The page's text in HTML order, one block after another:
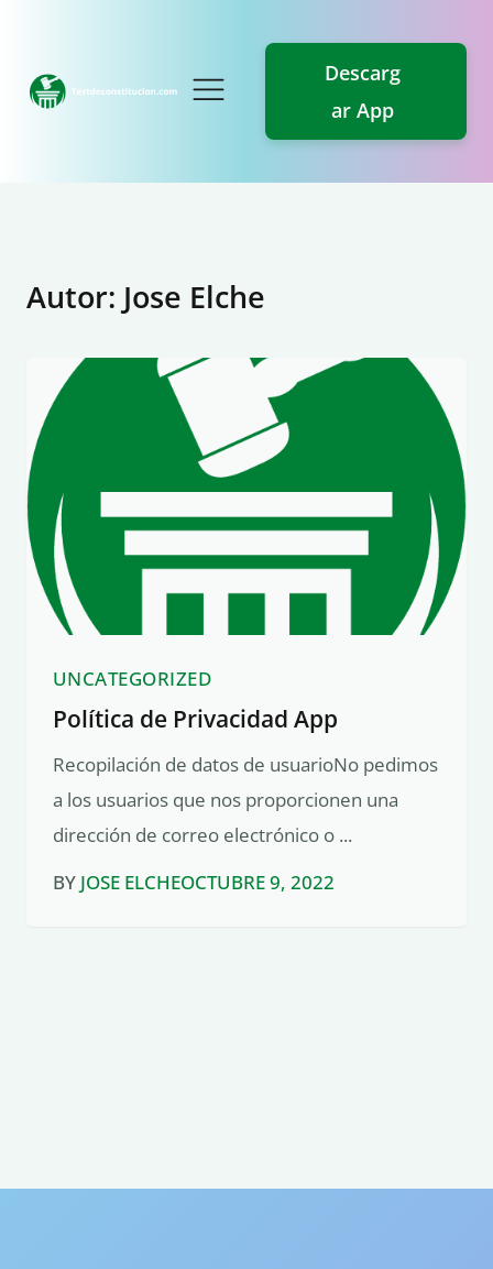
Descarg
ar App
Autor: Jose Elche
UNCATEGORIZED
Política de Privacidad App
Recopilación de datos de usuarioNo pedimos
a los usuarios que nos proporcionen una
dirección de correo electrónico o ...
BY JOSE ELCHEOCTUBRE 9, 2022